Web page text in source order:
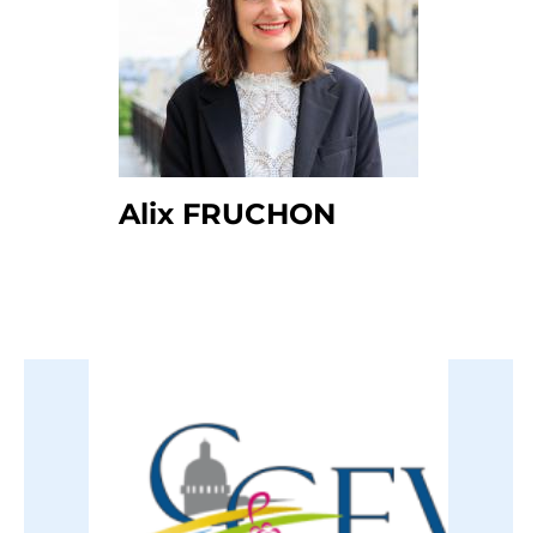
Alix FRUCHON